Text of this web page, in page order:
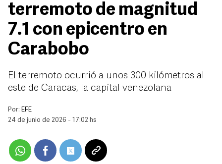
terremoto de magnitud
7.1 con epicentro en
Carabobo
El terremoto ocurrió a unos 300 kilómetros al
este de Caracas, la capital venezolana
Por: EFE
24 de junio de 2026 - 17:02 hs